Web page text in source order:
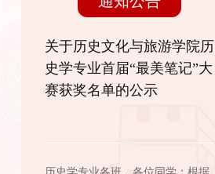
关于历史文化与旅游学院历
史学专业首届“最美笔记”大
赛获奖名单的公示